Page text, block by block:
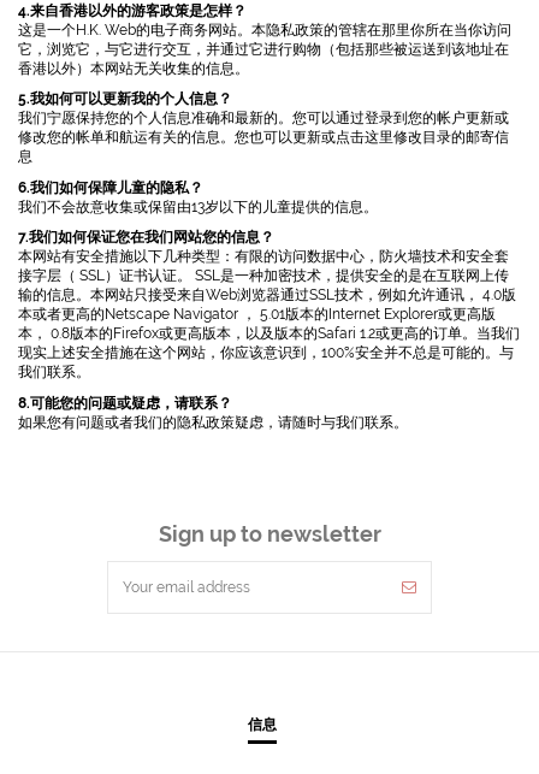
4.来自香港以外的游客政策是怎样？
这是一个H.K. Web的电子商务网站。本隐私政策的管辖在那里你所在当你访问
它，浏览它，与它进行交互，并通过它进行购物（包括那些被运送到该地址在
香港以外）本网站无关收集的信息。
5.我如何可以更新我的个人信息？
我们宁愿保持您的个人信息准确和最新的。您可以通过登录到您的帐户更新或
修改您的帐单和航运有关的信息。您也可以更新或点击这里修改目录的邮寄信
息
6.我们如何保障儿童的隐私？
我们不会故意收集或保留由13岁以下的儿童提供的信息。
7.我们如何保证您在我们网站您的信息？
本网站有安全措施以下几种类型：有限的访问数据中心，防火墙技术和安全套
接字层（ SSL）证书认证。 SSL是一种加密技术，提供安全的是在互联网上传
输的信息。本网站只接受来自Web浏览器通过SSL技术，例如允许通讯， 4.0版
本或者更高的Netscape Navigator ， 5.01版本的Internet Explorer或更高版
本， 0.8版本的Firefox或更高版本，以及版本的Safari 1.2或更高的订单。当我们
现实上述安全措施在这个网站，你应该意识到，100%安全并不总是可能的。与
我们联系。
8.可能您的问题或疑虑，请联系？
如果您有问题或者我们的隐私政策疑虑，请随时与我们联系。
Sign up to newsletter
信息